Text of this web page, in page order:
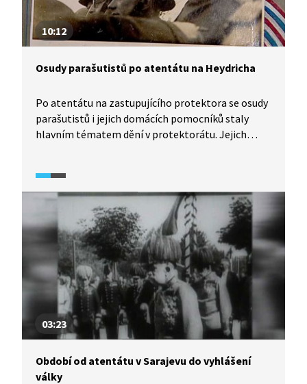
10:12
Osudy parašutistů po atentátu na Heydricha
Po atentátu na zastupujícího protektora se osudy
parašutistů i jejich domácích pomocníků staly
hlavním tématem dění v protektorátu. Jejich
i osudech lidí spjatých s atentátem.
03:23
Období od atentátu v Sarajevu do vyhlášení
války